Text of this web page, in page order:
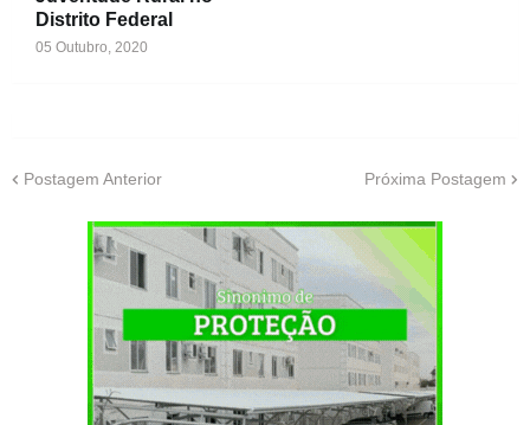
Distrito Federal
05 Outubro, 2020
Postagem Anterior Próxima Postagem